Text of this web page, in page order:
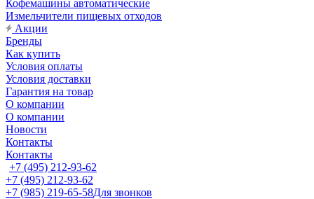
Кофемашины автоматические
Измельчители пищевых отходов
Акции
Бренды
Как купить
Условия оплаты
Условия доставки
Гарантия на товар
О компании
О компании
Новости
Контакты
Контакты
+7 (495) 212-93-62
+7 (495) 212-93-62
+7 (985) 219-65-58Для звонков